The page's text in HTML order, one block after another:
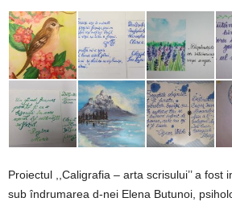
Proiectul ,,Caligrafia – arta scrisului’’ a fost
sub îndrumarea d-nei Elena Butunoi,